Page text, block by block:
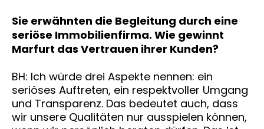
Sie erwähnten die Begleitung durch eine
seriöse Immobilienfirma. Wie gewinnt
Marfurt das Vertrauen ihrer Kunden?
BH: Ich würde drei Aspekte nennen: ein
seriöses Auftreten, ein respektvoller Umgang
und Transparenz. Das bedeutet auch, dass
wir unsere Qualitäten nur ausspielen können,